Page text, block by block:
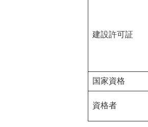
建設許可証
国家資格
資格者